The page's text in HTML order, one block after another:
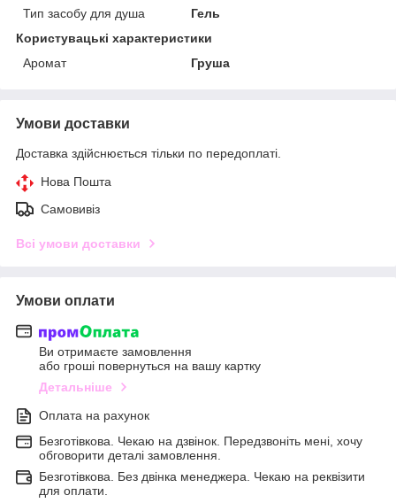
Тип засобу для душа
Гель
Користувацькі характеристики
Аромат
Груша
Умови доставки
Доставка здійснюється тільки по передоплаті.
Нова Пошта
Самовивіз
Всі умови доставки
Умови оплати
Ви отримаєте замовлення
або гроші повернуться на вашу картку
Детальніше
Оплата на рахунок
Безготівкова. Чекаю на дзвінок. Передзвоніть мені, хочу
обговорити деталі замовлення.
Безготівкова. Без двінка менеджера. Чекаю на реквізити
для оплати.